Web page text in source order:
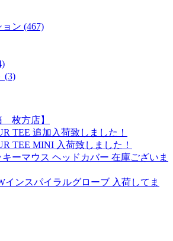
ョン (467)
(3)
枚方店】
TEE 追加入荷致しました！
TEE MINI 入荷致しました！
キーマウス ヘッドカバー 在庫ございま
インスパイラルグローブ 入荷してま